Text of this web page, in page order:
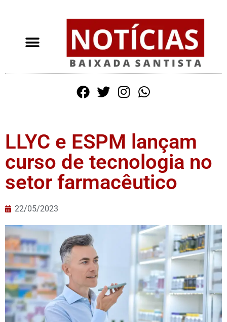
LLYC e ESPM lançam
curso de tecnologia no
setor farmacêutico
22/05/2023